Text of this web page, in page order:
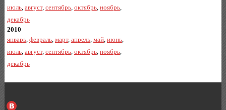
июль, август, сентябрь, октябрь, ноябрь,
декабрь
2010
январь, февраль, март, апрель, май, июнь,
июль, август, сентябрь, октябрь, ноябрь,
декабрь